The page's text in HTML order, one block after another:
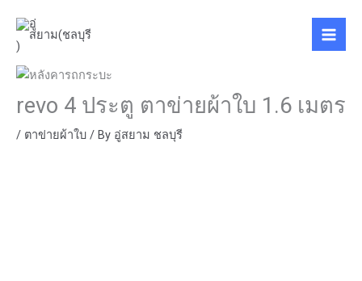
content
revo 4 ประตู ตาข่ายผ้าใบ 1.6 เมตร
/ ตาข่ายผ้าใบ / By อู่สยาม ชลบุรี